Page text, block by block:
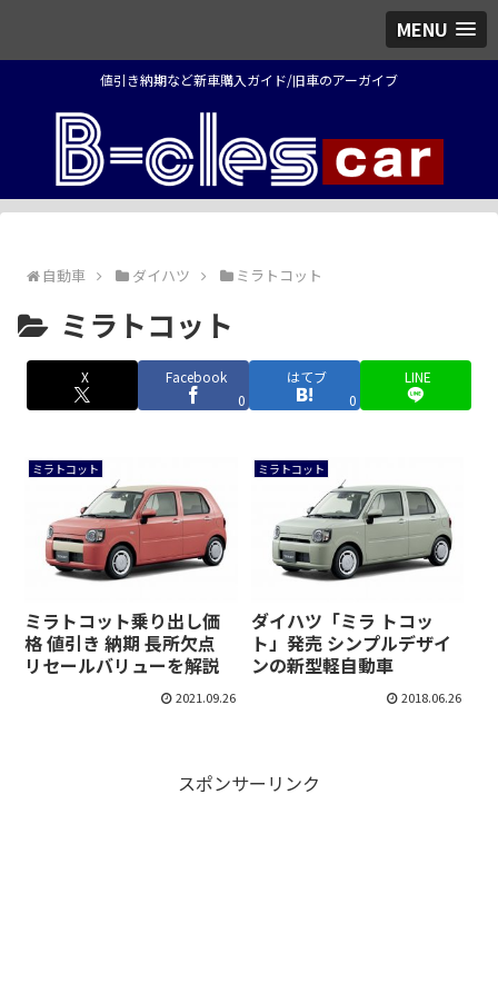
MENU
値引き納期など新車購入ガイド/旧車のアーガイブ
自動車 ダイハツ ミラトコット
ミラトコット
X
Facebook
0
はてブ
0
LINE
ミラトコット
ミラトコット乗り出し価
格 値引き 納期 長所欠点
リセールバリューを解説
2021.09.26
ミラトコット
ダイハツ「ミラ トコッ
ト」発売 シンプルデザイ
ンの新型軽自動車
2018.06.26
スポンサーリンク